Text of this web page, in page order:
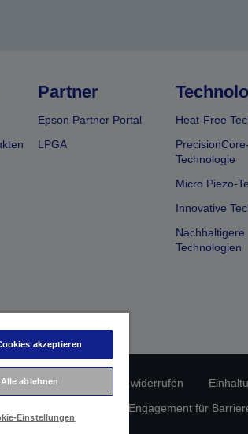
Partner
Epson Partner Portal
LPGA
Heat-Free
PrecisionCore-
Technologie
Micro Piezo-
Innovative
Nachhaltigere
Technologien
Vertrag widerrufen
Epson Engagement für
akzeptieren
Alle ablehnen
Einstellungen